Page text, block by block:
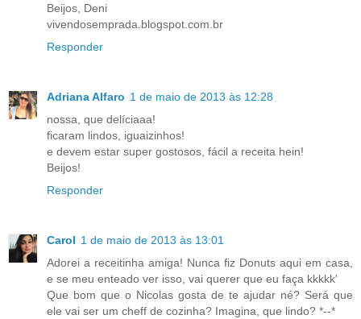
Beijos, Deni
vivendosemprada.blogspot.com.br
Responder
Adriana Alfaro 1 de maio de 2013 às 12:28
nossa, que delíciaaa!
ficaram lindos, iguaizinhos!
e devem estar super gostosos, fácil a receita hein!
Beijos!
Responder
Carol 1 de maio de 2013 às 13:01
Adorei a receitinha amiga! Nunca fiz Donuts aqui em casa,
e se meu enteado ver isso, vai querer que eu faça kkkkk'
Que bom que o Nicolas gosta de te ajudar né? Será que
ele vai ser um cheff de cozinha? Imagina, que lindo? *--*